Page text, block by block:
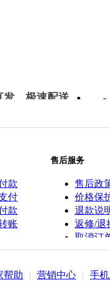
发，极速配送
款
付
款
账
售后服务
售后政
价格保
退款说
返修/退
取消订
帮助 | 营销中心 | 手